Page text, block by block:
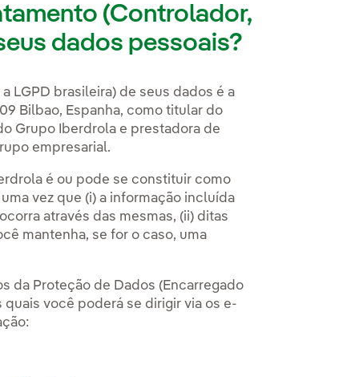
(Controlador,
dados pessoais?
LGPD brasileira) de seus dados é a
Bilbao, Espanha, como titular do
Grupo Iberdrola e prestadora de
empresarial.
é ou pode se constituir como
vez que (i) a informação incluída
através das mesmas, (ii) ditas
mantenha, se for o caso, uma
da Proteção de Dados (Encarregado
quais você poderá se dirigir via os e-